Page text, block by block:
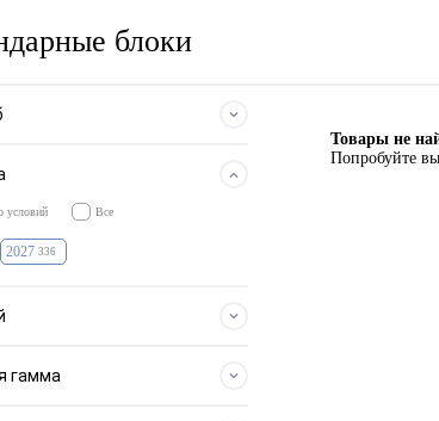
блоки
условий Все
2027 336
гамма
Товары не
Попробуйте